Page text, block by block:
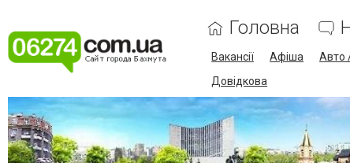
Головна
Вакансії Афіша Авто
Довідкова